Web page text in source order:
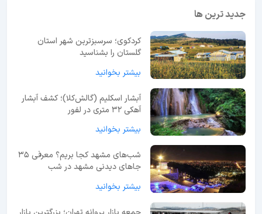
جدید ترین ها
کردکوی؛ سرسبزترین شهر استان
گلستان را بشناسید
بیشتر بخوانید
آبشار اسکلیم (گالش‌کلا)؛ کشف آبشار
آهکی ۳۲ متری در لفور
بیشتر بخوانید
شب‌های مشهد کجا بریم؟ معرفی 35
جاهای دیدنی مشهد در شب
بیشتر بخوانید